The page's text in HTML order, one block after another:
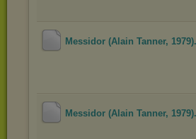
Messidor (Alain Tanner,
Messidor (Alain Tanner,